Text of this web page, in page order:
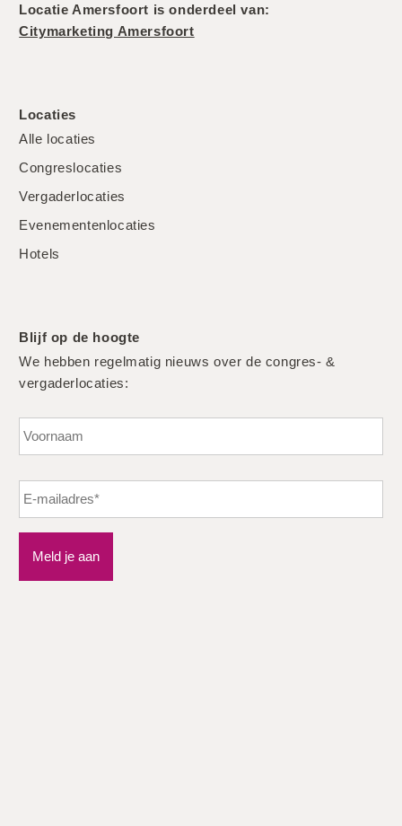
Locatie Amersfoort is onderdeel van:
Citymarketing Amersfoort
Locaties
Alle locaties
Congreslocaties
Vergaderlocaties
Evenementenlocaties
Hotels
Blijf op de hoogte
We hebben regelmatig nieuws over de congres- &
vergaderlocaties:
Meld je aan